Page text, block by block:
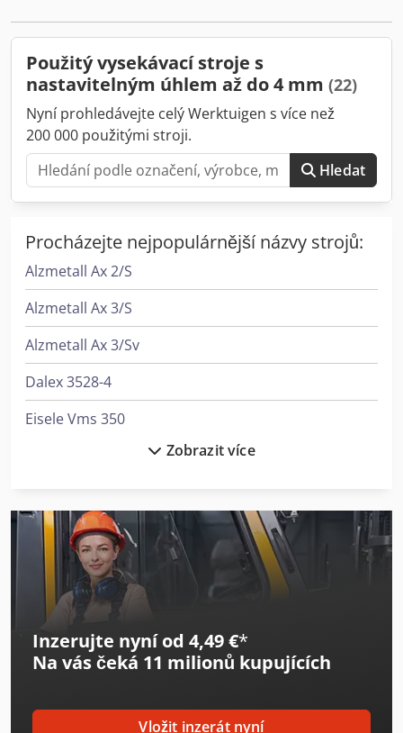
jednorázového/kontinuálního zdvihu - přední ochranný
Použitý vysekávací stroje s
nastavitelným úhlem až do 4 mm (22)
Nyní prohledávejte celý Werktuigen s více než
200 000 použitými stroji.
Hledat
Procházejte nejpopulárnější názvy strojů:
Alzmetall Ax 2/S
Alzmetall Ax 3/S
Alzmetall Ax 3/Sv
Dalex 3528-4
Eisele Vms 350
Haas Vf-4
Heidenreich & Harbeck Hoblovky S Kuželovým Ozubením
Heidenreich & Harbeck Stroje Pro Hluboké Vrtání
Hermle C 400
Holzkraft Vsa 48 L
Zobrazit více
Inzerujte nyní od 4,49 €*
Na vás čeká 11 milionů kupujících
Vložit inzerát nyní